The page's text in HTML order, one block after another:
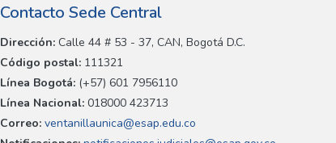
Contacto Sede Central
Dirección: Calle 44 # 53 - 37, CAN, Bogotá D.C.
Código postal: 111321
Línea Bogotá: (+57) 601 7956110
Línea Nacional: 018000 423713
Correo: ventanillaunica@esap.edu.co